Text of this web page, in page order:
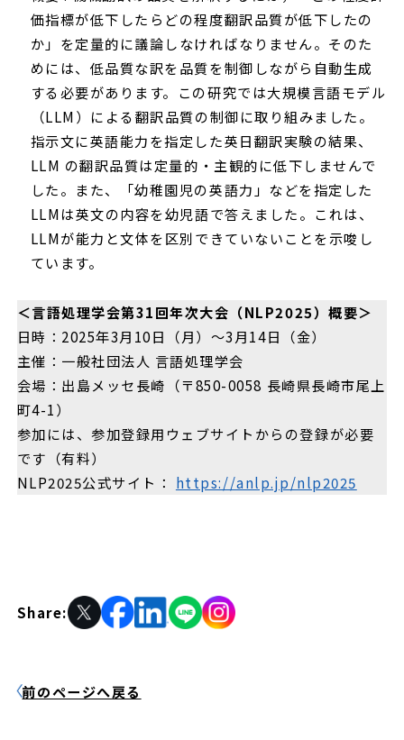
価指標が低下したらどの程度翻訳品質が低下したの
か」を定量的に議論しなければなりません。そのた
めには、低品質な訳を品質を制御しながら自動生成
する必要があります。この研究では大規模言語モデル
（LLM）による翻訳品質の制御に取り組みました。
指示文に英語能力を指定した英日翻訳実験の結果、
LLM の翻訳品質は定量的・主観的に低下しませんで
した。また、「幼稚園児の英語力」などを指定した
LLMは英文の内容を幼児語で答えました。これは、
LLMが能力と文体を区別できていないことを示唆し
ています。
＜言語処理学会第31回年次大会（NLP2025）概要＞
日時：2025年3月10日（月）～3月14日（金）
主催：一般社団法人 言語処理学会
会場：出島メッセ長崎（〒850-0058 長崎県長崎市尾上
町4-1）
参加には、参加登録用ウェブサイトからの登録が必要
です（有料）
NLP2025公式サイト： https://anlp.jp/nlp2025
Share:
前のページへ戻る